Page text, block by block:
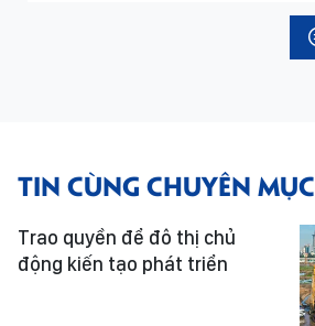
TIN CÙNG CHUYÊN MỤC
Trao quyền để đô thị chủ
động kiến tạo phát triển